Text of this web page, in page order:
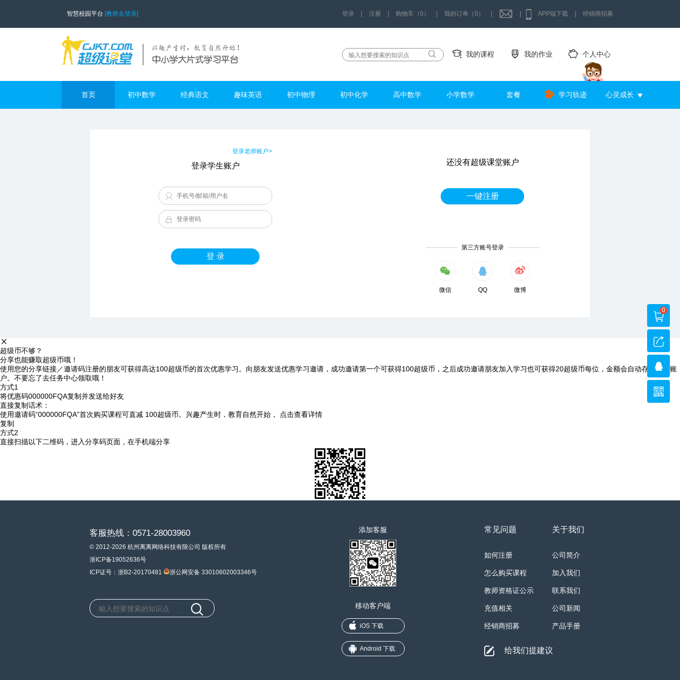
智慧校园平台 [教师去登录] 登录 注册 购物车（0） 我的订单（0） APP端下载 经销商招募
我的课程 我的作业 个人中心
首页 初中数学 经典语文 趣味英语 初中物理 初中化学 高中数学 小学数学 套餐 学习轨迹 心灵成长
登录老师账户>
登录学生账户
登 录
还没有超级课堂账户
一键注册
第三方账号登录
微信 QQ 微博
0
超级币不够？
分享也能赚取超级币哦！
使用您的分享链接／邀请码注册的朋友可获得高达100超级币的首次优惠学习。向朋友发送优惠学习邀请，成功邀请第一个可获得100超级币，之后成功邀请朋友加入学习也可获得20超级币每位，金额会自动存入您的账
户。不要忘了去任务中心领取哦！
方式1
将优惠码000000FQA复制并发送给好友
直接复制话术：
使用邀请码“000000FQA”首次购买课程可直减 100超级币。兴趣产生时，教育自然开始， 点击查看详情
复制
方式2
直接扫描以下二维码，进入分享码页面，在手机端分享
客服热线：0571-28003960
© 2012-2026 杭州离离网络科技有限公司 版权所有
浙ICP备19052636号
ICP证号：浙B2-20170481
浙公网安备 33010602003346号
添加客服
移动客户端
iOS 下载
Android 下载
常见问题
如何注册
怎么购买课程
教师资格证公示
充值相关
经销商招募
关于我们
公司简介
加入我们
联系我们
公司新闻
产品手册
给我们提建议